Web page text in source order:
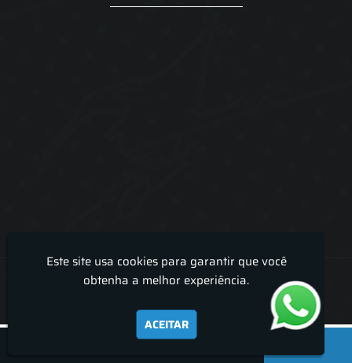
Lira Luz Decor - Cortinas sob medidas e persianas
Este site usa cookies para garantir que você
obtenha a melhor experiência.
ACEITAR